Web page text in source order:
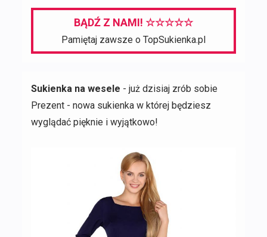
1899,00 zł. 1709,00 zł.
BĄDŹ Z NAMI! ☆☆☆☆☆
Pamiętaj zawsze o TopSukienka.pl
Sukienka na wesele - już dzisiaj zrób sobie
Prezent - nowa sukienka w której będziesz
wyglądać pięknie i wyjątkowo!